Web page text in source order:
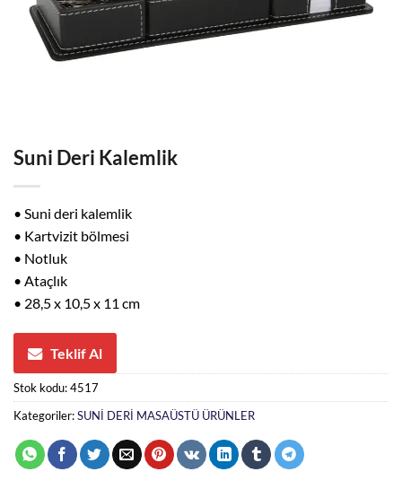
Suni Deri Kalemlik
• Suni deri kalemlik
• Kartvizit bölmesi
• Notluk
• Ataçlık
• 28,5 x 10,5 x 11 cm
Teklif Al
Stok kodu:4517
Kategoriler:SUNİ DERİ MASAÜSTÜ ÜRÜNLER